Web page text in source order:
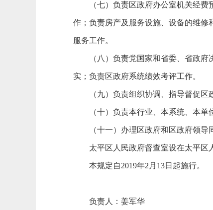
（七）负责区政府办公室机关经费预
作；负责房产及服务设施、设备的维修
服务工作。
（八）负责党国家和省委、省政府决
实；负责区政府系统绩效考评工作。
（九）负责组织协调、指导督促区政
（十）负责本行业、本系统、本单位
（十一）办理区政府和区政府领导同
太平区人民政府督查室设在太平区人
本规定自2019年2月13日起施行。
负责人：姜军华